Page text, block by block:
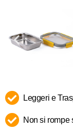
Leggeri e
Non si rompe